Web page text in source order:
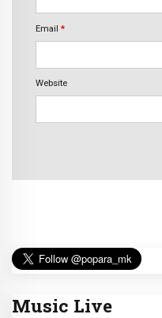
Email *
Website
Music Live